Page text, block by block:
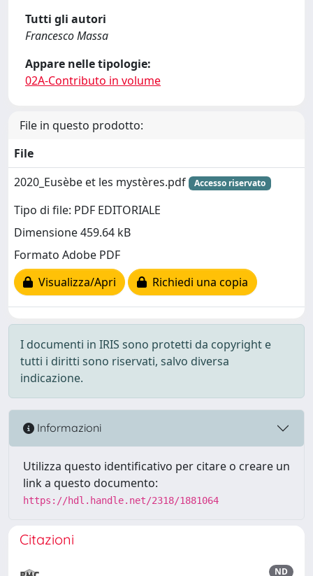
Tutti gli autori
Francesco Massa
Appare nelle tipologie:
02A-Contributo in volume
File in questo prodotto:
File
2020_Eusèbe et les mystères.pdf
Accesso riservato
Tipo di file: PDF EDITORIALE
Dimensione 459.64 kB
Formato Adobe PDF
Visualizza/Apri
Richiedi una copia
I documenti in IRIS sono protetti da copyright e
tutti i diritti sono riservati, salvo diversa
indicazione.
Informazioni
Utilizza questo identificativo per citare o creare un
link a questo documento:
https://hdl.handle.net/2318/1881064
Citazioni
ND